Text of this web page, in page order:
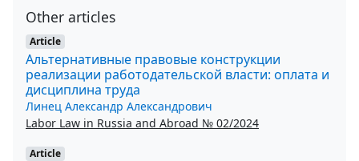
Other articles
Article
Альтернативные правовые конструкции
реализации работодательской власти: оплата и
дисциплина труда
Линец Александр Александрович
Labor Law in Russia and Abroad № 02/2024
Article